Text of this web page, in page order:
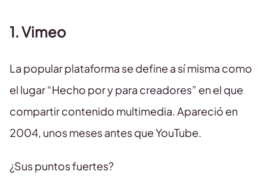
1. Vimeo
La popular plataforma se define a sí misma como
el lugar “Hecho por y para creadores” en el que
compartir contenido multimedia. Apareció en
2004, unos meses antes que YouTube.
¿Sus puntos fuertes?